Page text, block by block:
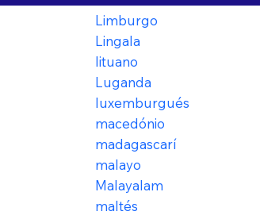
Limburgo
Lingala
lituano
Luganda
luxemburgués
macedónio
madagascarí
malayo
Malayalam
maltés